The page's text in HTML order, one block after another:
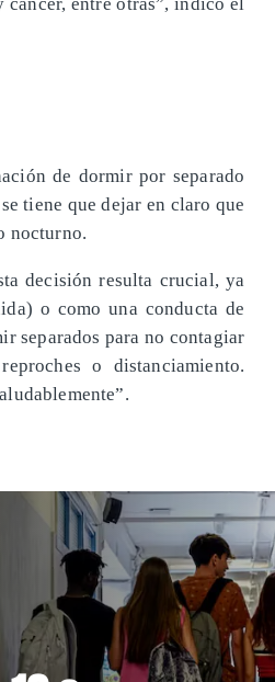
de dormir por separado
tiene que dejar en claro que
nocturno.
decisión resulta crucial, ya
o como una conducta de
separados para no contagiar
o distanciamiento.